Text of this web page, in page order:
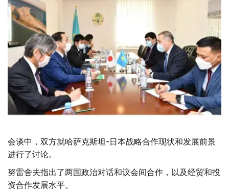
会谈中，双方就哈萨克斯坦-日本战略合作现状和发展前景
进行了讨论。
努雷舍夫指出了两国政治对话和议会间合作，以及经贸和投
资合作发展水平。